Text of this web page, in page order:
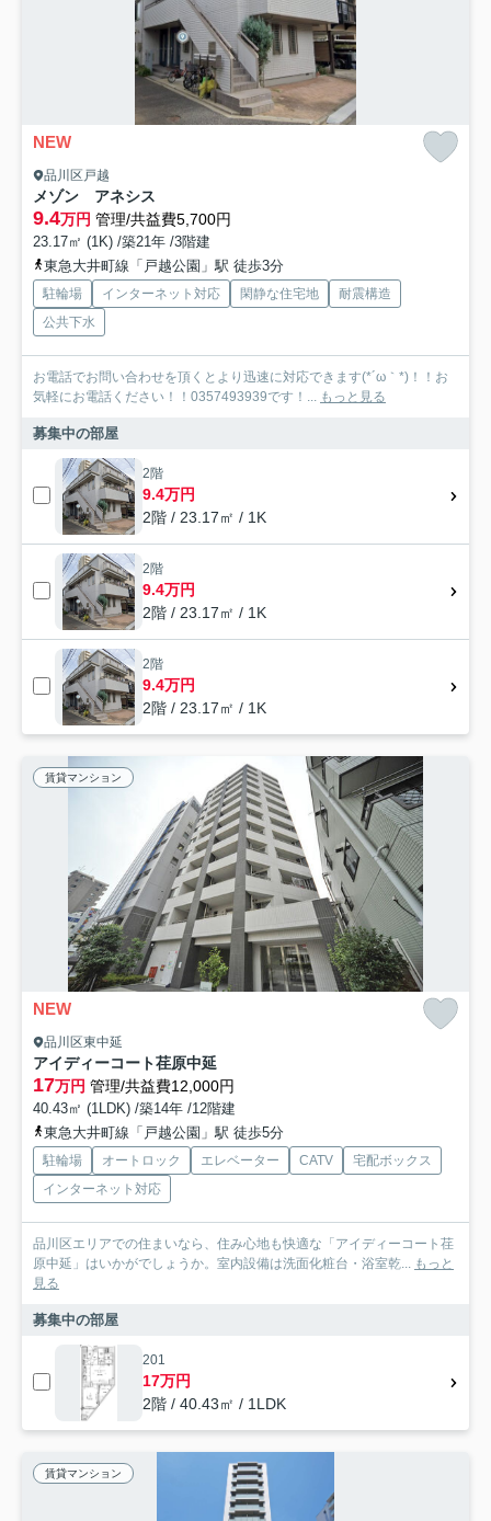
NEW
品川区戸越
メゾン アネシス
9.4万円 管理/共益費5,700円
23.17㎡ (1K) /築21年 /3階建
東急大井町線「戸越公園」駅 徒歩3分
駐輪場 インターネット対応 閑静な住宅地
耐震構造
公共下水
お電話でお問い合わせを頂くとより迅速に対応できます(*´ω｀*)！！お
気軽にお電話ください！！0357493939です！...
もっと見る
募集中の部屋
2階
9.4万円
2階 / 23.17㎡ / 1K
2階
9.4万円
2階 / 23.17㎡ / 1K
2階
9.4万円
2階 / 23.17㎡ / 1K
賃貸マンション
NEW
品川区東中延
アイディーコート荏原中延
17万円 管理/共益費12,000円
40.43㎡ (1LDK) /築14年 /12階建
東急大井町線「戸越公園」駅 徒歩5分
駐輪場 オートロック エレベーター CATV
宅配ボックス
インターネット対応
品川区エリアでの住まいなら、住み心地も快適な「アイディーコート荏
原中延」はいかがでしょうか。室内設備は洗面化粧台・浴室乾... もっと
見る
募集中の部屋
201
17万円
2階 / 40.43㎡ / 1LDK
賃貸マンション